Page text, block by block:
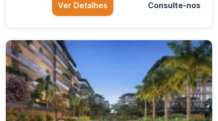
Ver Detalhes Consulte-nos